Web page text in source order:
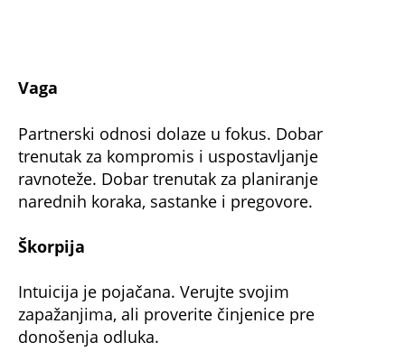
Vaga
Partnerski odnosi dolaze u fokus. Dobar
trenutak za kompromis i uspostavljanje
ravnoteže. Dobar trenutak za planiranje
narednih koraka, sastanke i pregovore.
Škorpija
Intuicija je pojačana. Verujte svojim
zapažanjima, ali proverite činjenice pre
donošenja odluka.